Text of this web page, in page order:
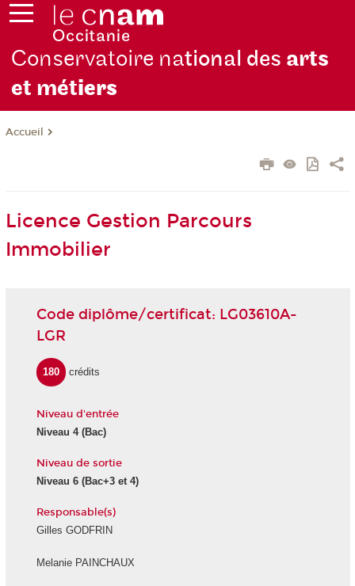
Conservatoire national des arts
et métiers
Accueil
Licence Gestion Parcours
Immobilier
Code diplôme/certificat: LG03610A-
LGR
180 crédits
Niveau d'entrée
Niveau 4(Bac)
Niveau de sortie
Niveau 6(Bac+3 et 4)
Responsable(s)
Gilles GODFRIN
Melanie PAINCHAUX